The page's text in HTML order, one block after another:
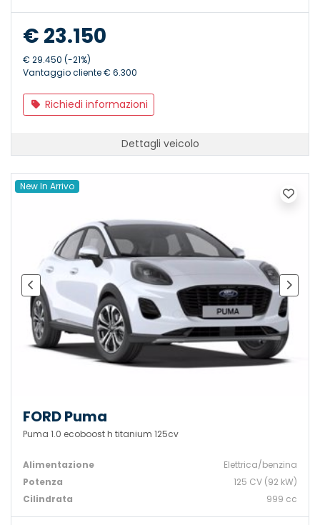
€ 23.150
€ 29.450 (-21%)
Vantaggio cliente € 6.300
Richiedi informazioni
Dettagli veicolo
New In Arrivo
FORD Puma
Puma 1.0 ecoboost h titanium 125cv
Alimentazione
Elettrica/benzina
Potenza
125 CV (92 kW)
Cilindrata
999 cc